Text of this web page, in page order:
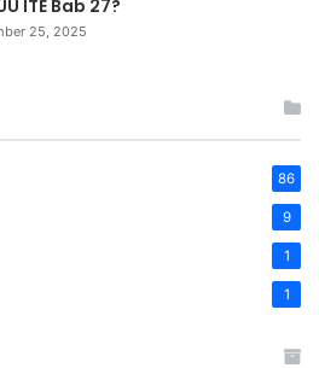
ITE Bab 27?
25, 2025
86
9
1
1